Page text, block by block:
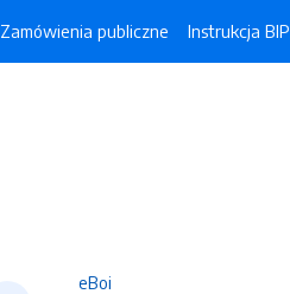
Zamówienia publiczne Instrukcja BIP
eBoi